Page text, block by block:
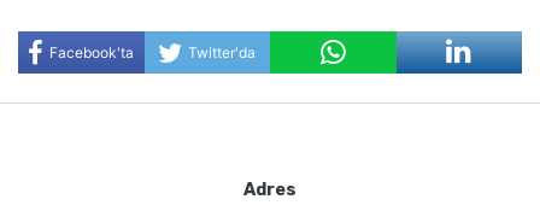
Facebook'ta
Twitter'da
Adres